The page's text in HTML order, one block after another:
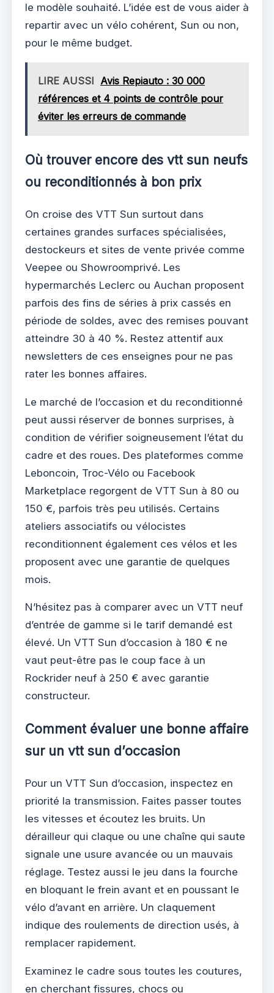
le modèle souhaité. L’idée est de vous aider à
repartir avec un vélo cohérent, Sun ou non,
pour le même budget.
LIRE AUSSI Avis Repiauto : 30 000
références et 4 points de contrôle pour
éviter les erreurs de commande
Où trouver encore des vtt sun neufs
ou reconditionnés à bon prix
On croise des VTT Sun surtout dans
certaines grandes surfaces spécialisées,
destockeurs et sites de vente privée comme
Veepee ou Showroomprivé. Les
hypermarchés Leclerc ou Auchan proposent
parfois des fins de séries à prix cassés en
période de soldes, avec des remises pouvant
atteindre 30 à 40 %. Restez attentif aux
newsletters de ces enseignes pour ne pas
rater les bonnes affaires.
Le marché de l’occasion et du reconditionné
peut aussi réserver de bonnes surprises, à
condition de vérifier soigneusement l’état du
cadre et des roues. Des plateformes comme
Leboncoin, Troc-Vélo ou Facebook
Marketplace regorgent de VTT Sun à 80 ou
150 €, parfois très peu utilisés. Certains
ateliers associatifs ou vélocistes
reconditionnent également ces vélos et les
proposent avec une garantie de quelques
mois.
N’hésitez pas à comparer avec un VTT neuf
d’entrée de gamme si le tarif demandé est
élevé. Un VTT Sun d’occasion à 180 € ne
vaut peut-être pas le coup face à un
Rockrider neuf à 250 € avec garantie
constructeur.
Comment évaluer une bonne affaire
sur un vtt sun d’occasion
Pour un VTT Sun d’occasion, inspectez en
priorité la transmission. Faites passer toutes
les vitesses et écoutez les bruits. Un
dérailleur qui claque ou une chaîne qui saute
signale une usure avancée ou un mauvais
réglage. Testez aussi le jeu dans la fourche
en bloquant le frein avant et en poussant le
vélo d’avant en arrière. Un claquement
indique des roulements de direction usés, à
remplacer rapidement.
Examinez le cadre sous toutes les coutures,
en cherchant fissures, chocs ou